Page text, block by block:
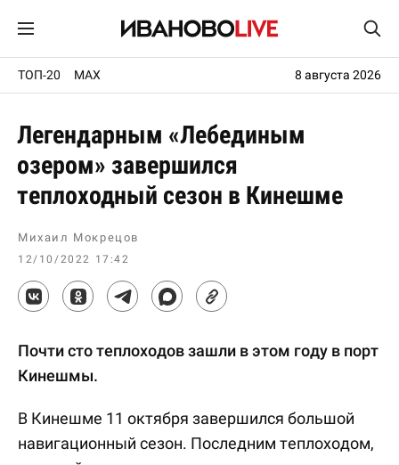
ТОП-20 MAX 8 августа 2026
Легендарным «Лебединым
озером» завершился
теплоходный сезон в Кинешме
Михаил Мокрецов
12/10/2022 17:42
Почти сто теплоходов зашли в этом году в порт
Кинешмы.
В Кинешме 11 октября завершился большой
навигационный сезон. Последним теплоходом,